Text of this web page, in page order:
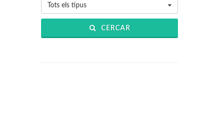
Tots els tipus
CERCAR